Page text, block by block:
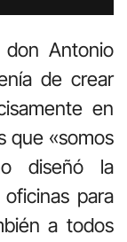
Antonio
de crear
en
que «somos
diseñó la
para
a todos